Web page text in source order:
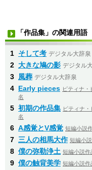
「作品集」の関連用語
1 そして考 デジタル大辞泉
2 大きな鳩の影 デジタル
3 風葬 デジタル大辞泉
4 Early pieces ピティナ・
名
5 初期の作品集 ピティナ・
名
6 A感覚とV感覚 短編小説
7 三人の相馬大作 短編小
8 僕の弥勒浄土 短編小説作
9 僕の触背美学 短編小説作